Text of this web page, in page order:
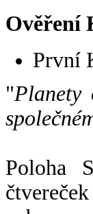
Ověření
První
"Planety
Poloha